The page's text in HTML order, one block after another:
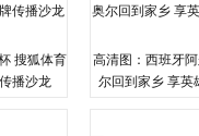
搜狐体育
播沙龙
高清图：西班牙
尔回到家乡 享英